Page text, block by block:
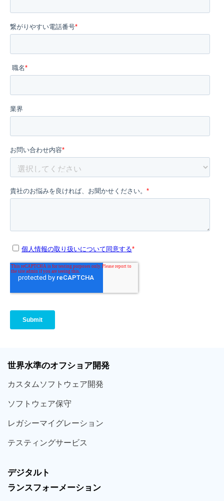
世界水準のオフショア開発
カスタムソフトウェア開発
ソフト ウェア保守
レガシーマイグレーション
テスティングサービス
デジタルト
ランスフォーメーション